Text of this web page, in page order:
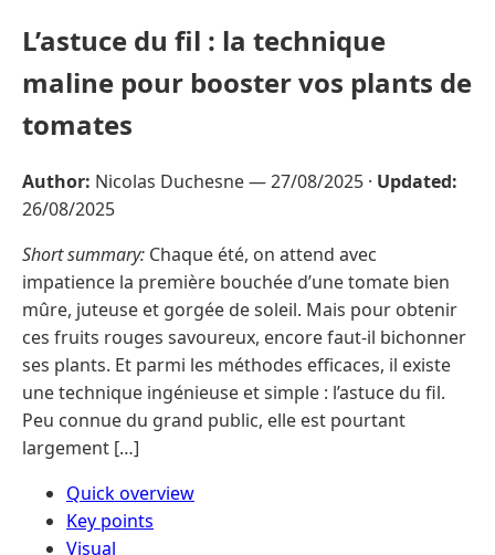
L’astuce du fil : la technique
maline pour booster vos plants de
tomates
Author: Nicolas Duchesne —27/08/2025 · Updated:
26/08/2025
Short summary: Chaque été, on attend avec
impatience la première bouchée d’une tomate bien
mûre, juteuse et gorgée de soleil. Mais pour obtenir
ces fruits rouges savoureux, encore faut-il bichonner
ses plants. Et parmi les méthodes efficaces, il existe
une technique ingénieuse et simple : l’astuce du fil.
Peu connue du grand public, elle est pourtant
largement […]
Quick overview
Key points
Visual